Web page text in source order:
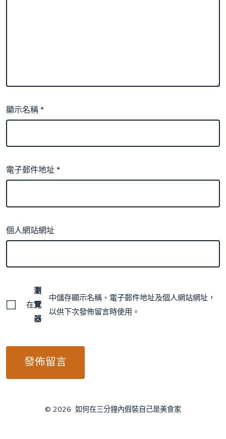
顯示名稱*
電子郵件地址*
個人網站網址
在
瀏
覽
器
中儲存顯示名稱、電子郵件地址及個人網站網址，
以供下次發佈留言時使用。
© 2026 如何在三分鐘內假裝自己是美食家